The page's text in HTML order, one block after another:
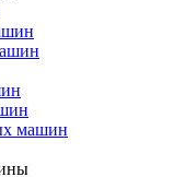
машин